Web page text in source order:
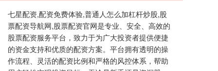
七星配资,配资免费体验,普通人怎么加杠杆炒股,股
票配资导航网,股票配资官网是专业、安全、高效的
股票配资服务平台，致力于为广大投资者提供便捷
的资金支持和优质的配资方案。平台拥有透明的操
作流程、灵活的配资比例和严格的风控体系，帮助